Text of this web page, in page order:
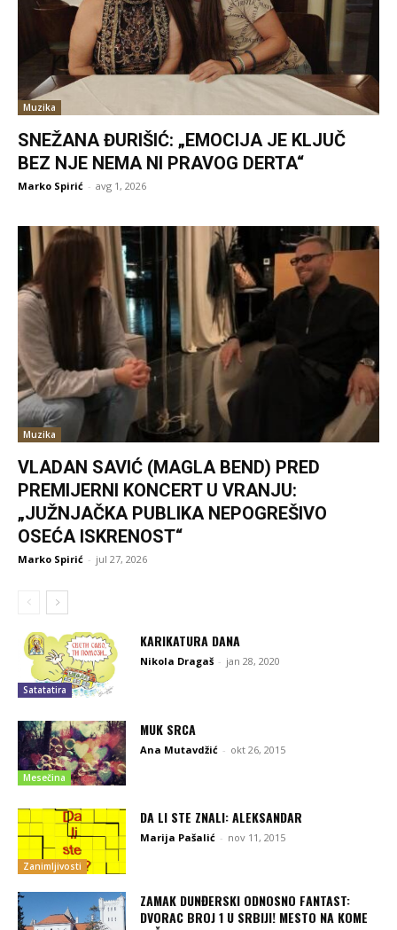
Muzika
SNEŽANA ĐURIŠIĆ: „EMOCIJA JE KLJUČ
BEZ NJE NEMA NI PRAVOG DERTA“
Marko Spirić - avg 1, 2026
Muzika
VLADAN SAVIĆ (MAGLA BEND) PRED
PREMIJERNI KONCERT U VRANJU:
„JUŽNJAČKA PUBLIKA NEPOGREŠIVO
OSEĆA ISKRENOST“
Marko Spirić - jul 27, 2026
Satatatira
KARIKATURA DANA
Nikola Dragaš - jan 28, 2020
Mesečina
MUK SRCA
Ana Mutavdžić - okt 26, 2015
Zanimljivosti
DA LI STE ZNALI: ALEKSANDAR
Marija Pašalić - nov 11, 2015
ZAMAK DUNĐERSKI ODNOSNO FANTAST:
DVORAC BROJ 1 U SRBIJI! MESTO NA KOME